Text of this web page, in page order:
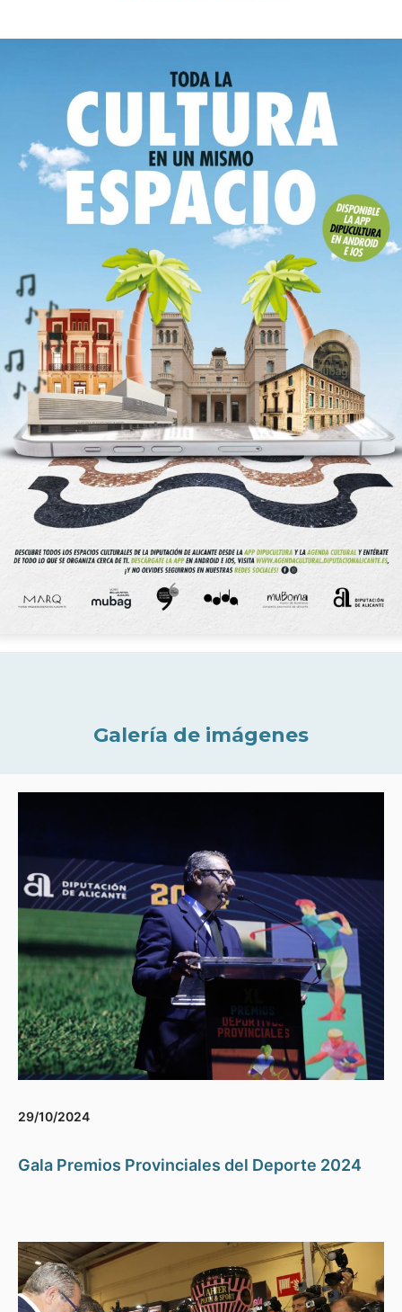
Galería de imágenes
29/10/2024
Gala Premios Provinciales del Deporte 2024